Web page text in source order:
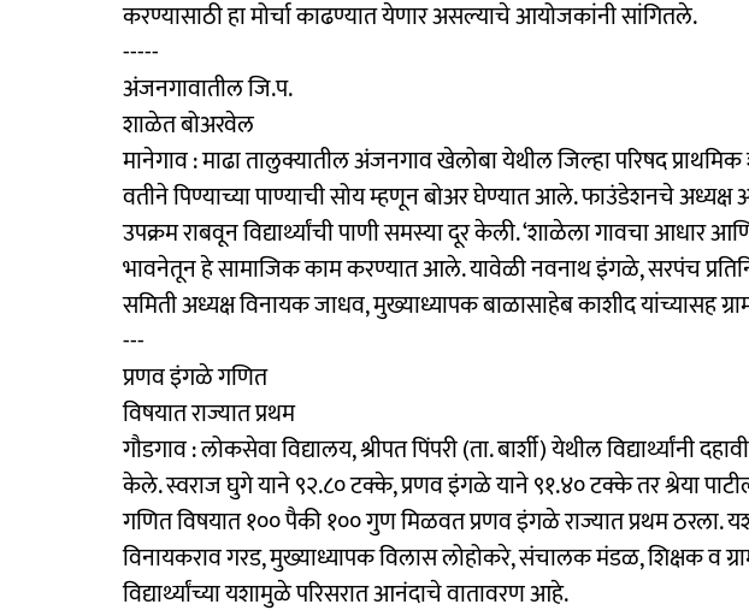
करण्यासाठी हा मोर्चा काढण्यात येणार असल्याचे आयोजकांनी सांगितले.
-----
अंजनगावातील जि.प.
शाळेत बोअरवेल
मानेगाव : माढा तालुक्यातील अंजनगाव खेलोबा येथील जिल्हा परिषद
वतीने पिण्याच्या पाण्याची सोय म्हणून बोअर घेण्यात आले. फाउंडेशनचे अध्यक्ष
उपक्रम राबवून विद्यार्थ्यांची पाणी समस्या दूर केली. ‘शाळेला गावचा आधार
भावनेतून हे सामाजिक काम करण्यात आले. यावेळी नवनाथ इंगळे, सरपंच
समिती अध्यक्ष विनायक जाधव, मुख्याध्यापक बाळासाहेब काशीद यांच्यासह
---
प्रणव इंगळे गणित
विषयात राज्यात प्रथम
गौडगाव : लोकसेवा विद्यालय, श्रीपत पिंपरी (ता. बार्शी) येथील विद्यार्थ्यांनी
केले. स्वराज घुगे याने ९२.८० टक्के, प्रणव इंगळे याने ९१.४० टक्के तर श्रेया
गणित विषयात १०० पैकी १०० गुण मिळवत प्रणव इंगळे राज्यात प्रथम ठरला.
विनायकराव गरड, मुख्याध्यापक विलास लोहोकरे, संचालक मंडळ, शिक्षक व
विद्यार्थ्यांच्या यशामुळे परिसरात आनंदाचे वातावरण आहे.